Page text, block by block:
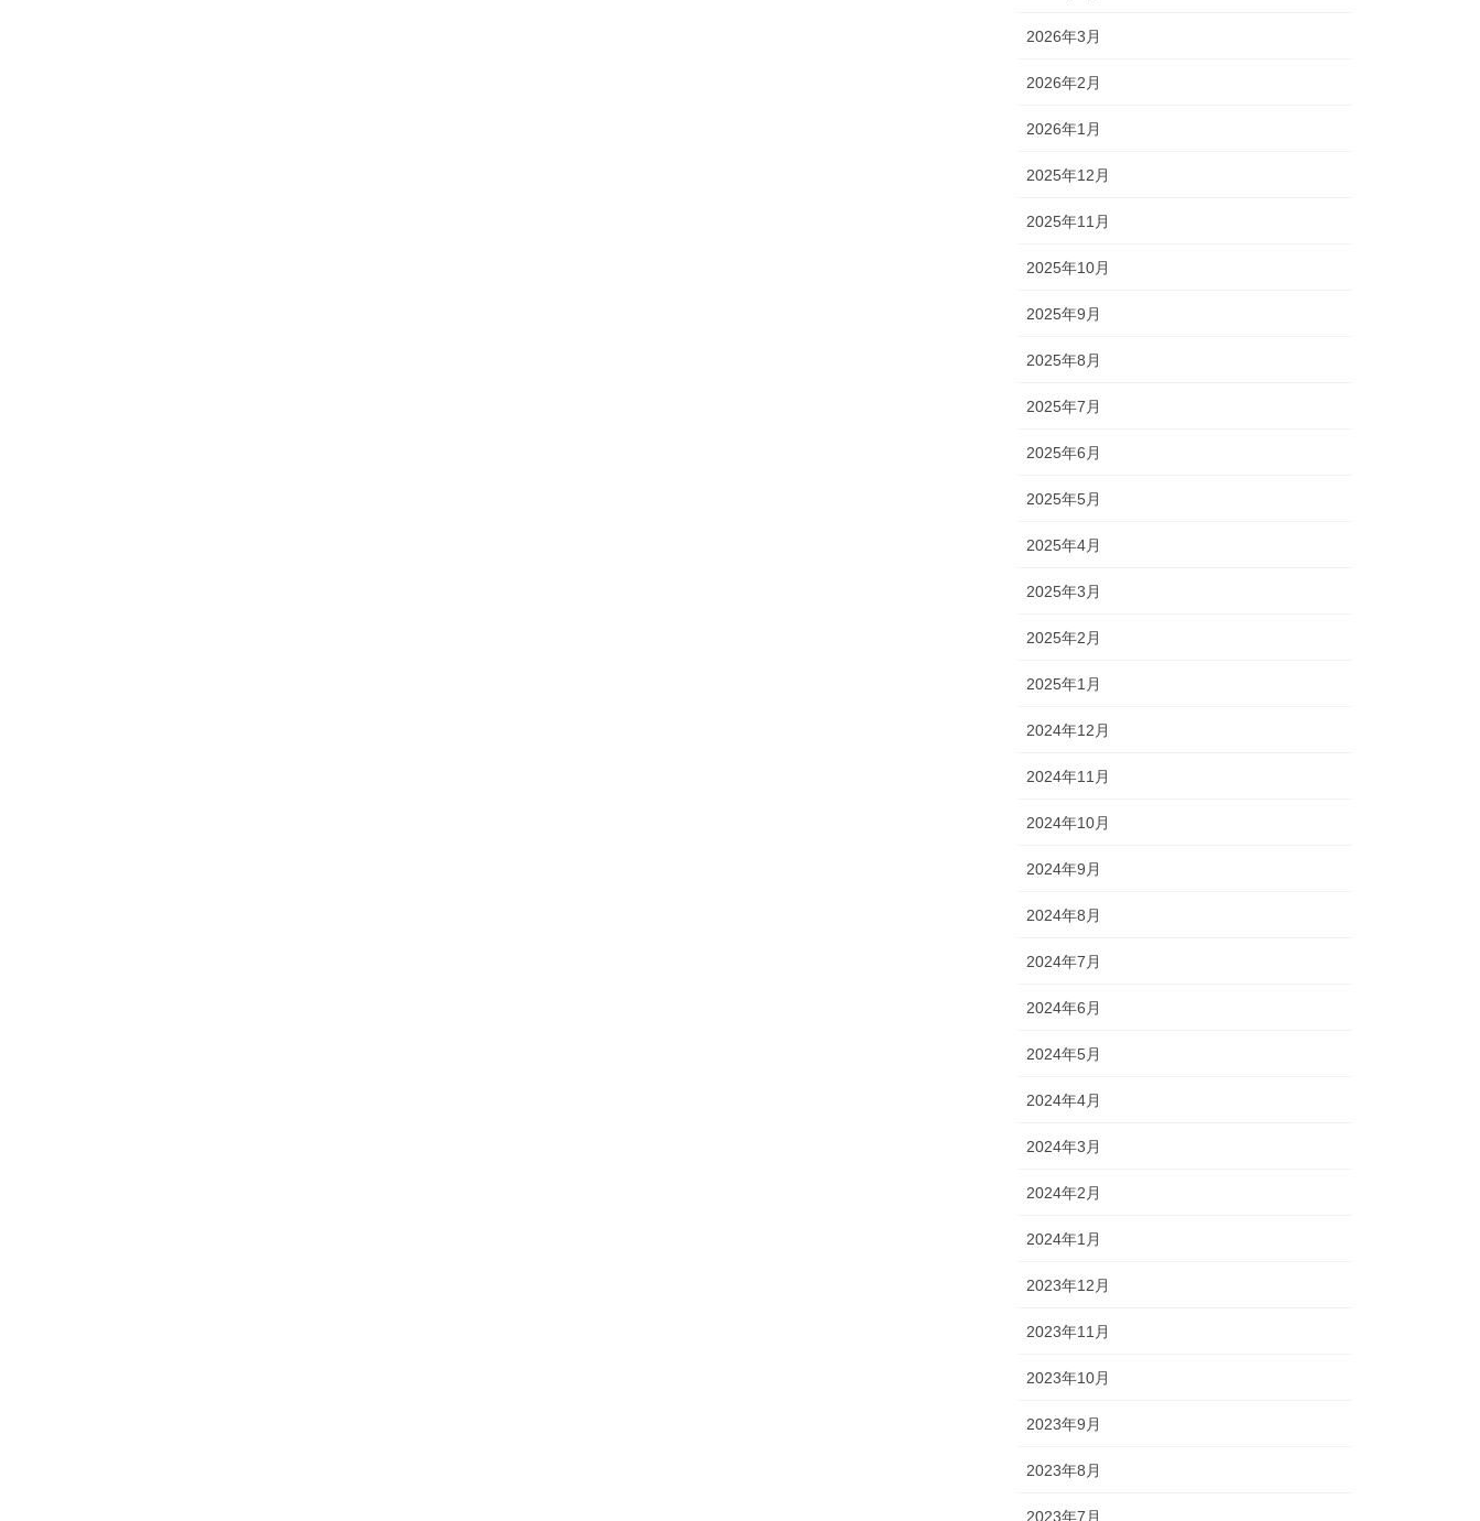
2026年3月
2026年2月
2026年1月
2025年12月
2025年11月
2025年10月
2025年9月
2025年8月
2025年7月
2025年6月
2025年5月
2025年4月
2025年3月
2025年2月
2025年1月
2024年12月
2024年11月
2024年10月
2024年9月
2024年8月
2024年7月
2024年6月
2024年5月
2024年4月
2024年3月
2024年2月
2024年1月
2023年12月
2023年11月
2023年10月
2023年9月
2023年8月
2023年7月